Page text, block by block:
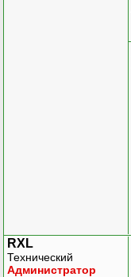
RXL
Технический
Администратор